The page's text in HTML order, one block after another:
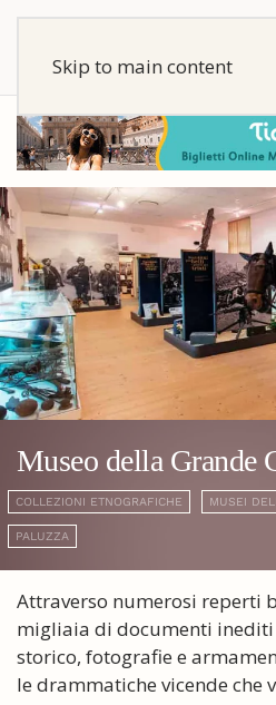
Skip to main content
Museo della Grande
COLLEZIONI ETNOGRAFICHE MUSEI
PALUZZA
Attraverso numerosi reperti
migliaia di documenti
storico, fotografie e
le drammatiche vicende che